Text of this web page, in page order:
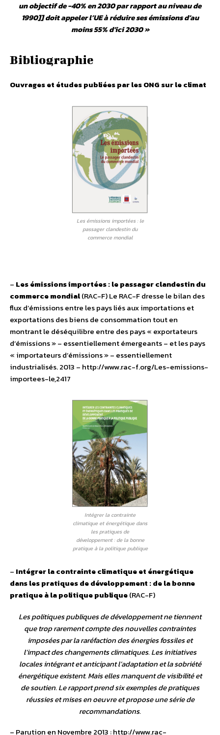
un objectif de -40% en 2030 par rapport au niveau de
1990]] doit appeler l’UE à réduire ses émissions d’au
moins 55% d’ici 2030»
Bibliographie
Ouvrages et études publiées par les ONG sur le climat
Les émissions importées : le
passager clandestin du
commerce mondial
– Les émissions importées : le passager clandestin du
commerce mondial(RAC-F)Le RAC-F dresse le bilan des
flux d’émissions entre les pays liés aux importations et
exportations des biens de consommation tout en
montrant le déséquilibre entre des pays « exportateurs
d’émissions » – essentiellement émergeants – et les pays
« importateurs d’émissions » – essentiellement
industrialisés. 2013 – http://www.rac-f.org/Les-emissions-
importees-le,2417
Intégrer la contrainte
climatique et énergétique dans
les pratiques de
développement : de la bonne
pratique à la politique publique
– Intégrer la contrainte climatique et énergétique
dans les pratiques de développement : de la bonne
pratique à la politique publique(RAC-F)
Les politiques publiques de développement ne tiennent
que trop rarement compte des nouvelles contraintes
imposées par la raréfaction des énergies fossiles et
l’impact des changements climatiques. Les initiatives
locales intégrant et anticipant l’adaptation et la sobriété
énergétique existent. Mais elles manquent de visibilité et
de soutien. Le rapport prend six exemples de pratiques
réussies et mises en oeuvre et propose une série de
recommandations.
– Parution en Novembre 2013 : http://www.rac-